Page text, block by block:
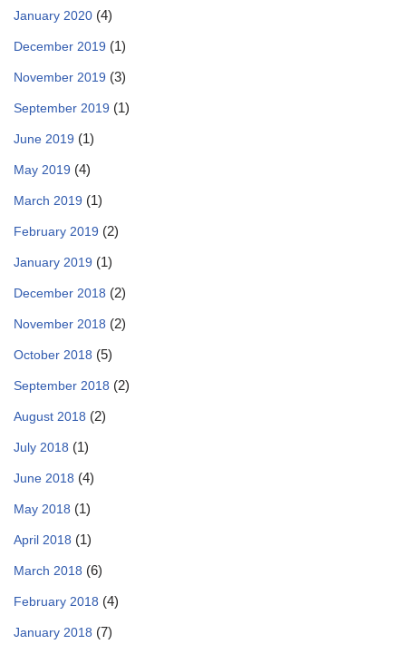
January 2020 (4)
December 2019 (1)
November 2019 (3)
September 2019 (1)
June 2019 (1)
May 2019 (4)
March 2019 (1)
February 2019 (2)
January 2019 (1)
December 2018 (2)
November 2018 (2)
October 2018 (5)
September 2018 (2)
August 2018 (2)
July 2018 (1)
June 2018 (4)
May 2018 (1)
April 2018 (1)
March 2018 (6)
February 2018 (4)
January 2018 (7)